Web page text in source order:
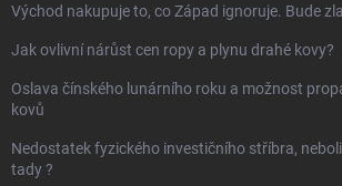
Východ nakupuje to, co Západ ignoruje. Bude
Jak ovlivní nárůst cen ropy a plynu drahé kovy?
Oslava čínského lunárního roku a možnost
kovů
Nedostatek fyzického investičního stříbra,
tady ?